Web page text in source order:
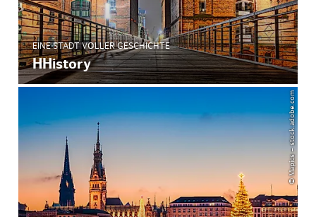
EINE STADT VOLLER GESCHICHTE
HHistory
© Mapics – stock.adobe.com